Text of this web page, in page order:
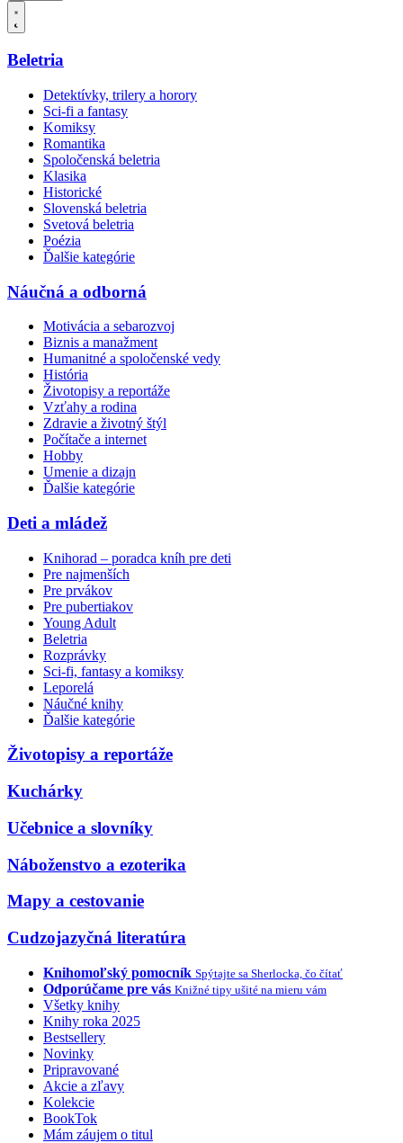
Beletria
Detektívky, trilery a horory
Sci-fi a fantasy
Komiksy
Romantika
Spoločenská beletria
Klasika
Historické
Slovenská beletria
Svetová beletria
Poézia
Ďalšie kategórie
Náučná a odborná
Motivácia a sebarozvoj
Biznis a manažment
Humanitné a spoločenské vedy
História
Životopisy a reportáže
Vzťahy a rodina
Zdravie a životný štýl
Počítače a internet
Hobby
Umenie a dizajn
Ďalšie kategórie
Deti a mládež
Knihorad – poradca kníh pre deti
Pre najmenších
Pre prvákov
Pre pubertiakov
Young Adult
Beletria
Rozprávky
Sci-fi, fantasy a komiksy
Leporelá
Náučné knihy
Ďalšie kategórie
Životopisy a reportáže
Kuchárky
Učebnice a slovníky
Náboženstvo a ezoterika
Mapy a cestovanie
Cudzojazyčná literatúra
Knihomoľský pomocník Spýtajte sa Sherlocka, čo čítať
Odporúčame pre vás Knižné tipy ušité na mieru vám
Všetky knihy
Knihy roka 2025
Bestsellery
Novinky
Pripravované
Akcie a zľavy
Kolekcie
BookTok
Mám záujem o titul